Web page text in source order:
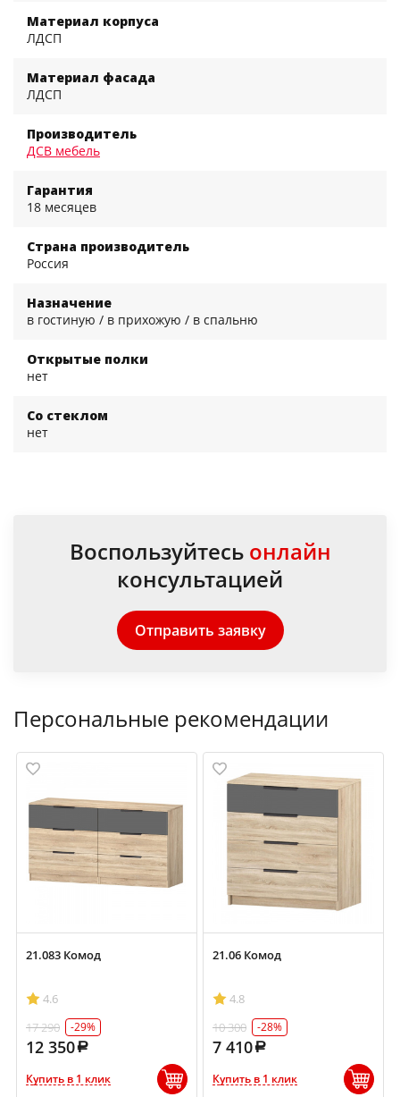
Материал корпуса
ЛДСП
Материал фасада
ЛДСП
Производитель
ДСВ мебель
Гарантия
18 месяцев
Страна производитель
Россия
Назначение
в гостиную / в прихожую / в спальню
Открытые полки
нет
Со стеклом
нет
Воспользуйтесь онлайн
консультацией
Отправить заявку
Персональные рекомендации
21.083 Комод
4.6
17 290
-29%
12 350
Купить в 1 клик
21.06 Комод
4.8
10 300
-28%
7 410
Купить в 1 клик